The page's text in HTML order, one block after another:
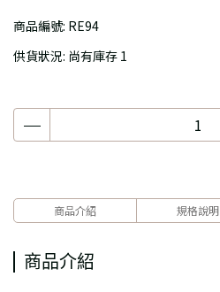
商品編號: RE94
供貨狀況: 尚有庫存 1
商品介紹 規格說明
商品介紹